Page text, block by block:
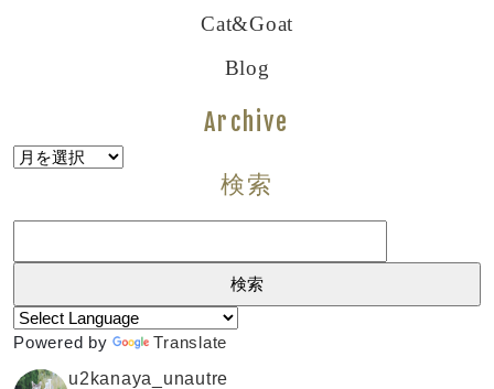
Cat&goat
Blog
Archive
Archive
検索
Powered by
Translate
u2kanaya_unautre